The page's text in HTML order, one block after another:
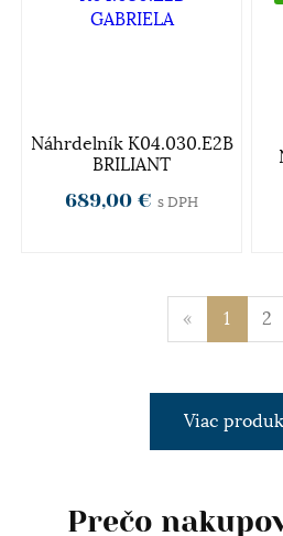
Náhrdelník K04.030.E2B
BRILIANT
689,00 € s DPH
« 1 2
Viac
Prečo